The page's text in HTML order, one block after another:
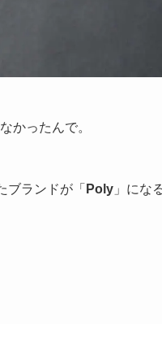
かったんで。
ブランドが「 Poly 」にな